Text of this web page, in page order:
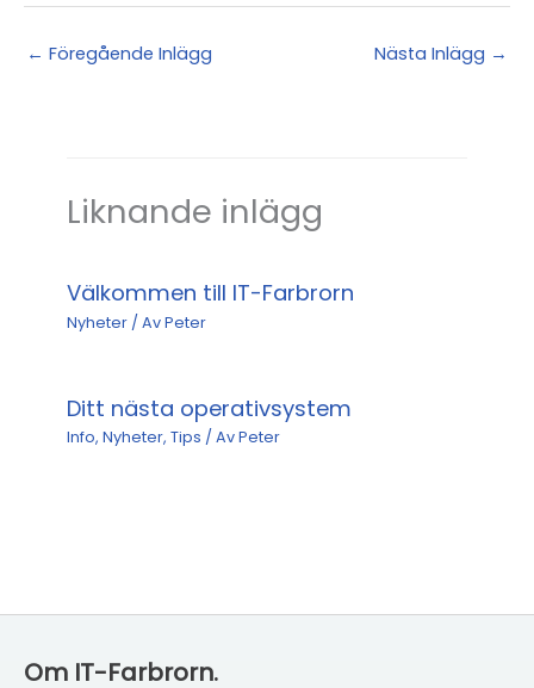
← Föregående Inlägg Nästa Inlägg →
Liknande inlägg
Välkommen till IT-Farbrorn
Nyheter / AvPeter
Ditt nästa operativsystem
Info,Nyheter,Tips / AvPeter
Om IT-Farbrorn.